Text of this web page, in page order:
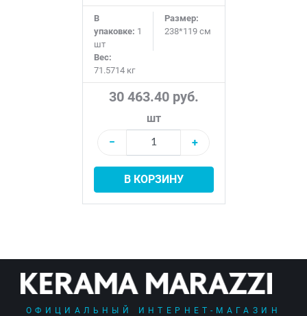
В
упаковке: 1
шт
Размер:
238*119 см
Вес:
71.5714 кг
30 463.40 руб.
шт
−
+
В КОРЗИНУ
ОФИЦИАЛЬНЫЙ ИНТЕРНЕТ-МАГАЗИН